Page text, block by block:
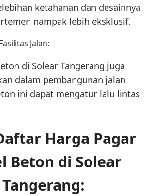
ketahanan dan desainnya
nampak lebih eksklusif.
Jalan:
di Solear Tangerang juga
dalam pembangunan jalan
ini dapat mengatur lalu lintas
Harga Pagar
Beton di Solear
Tangerang: